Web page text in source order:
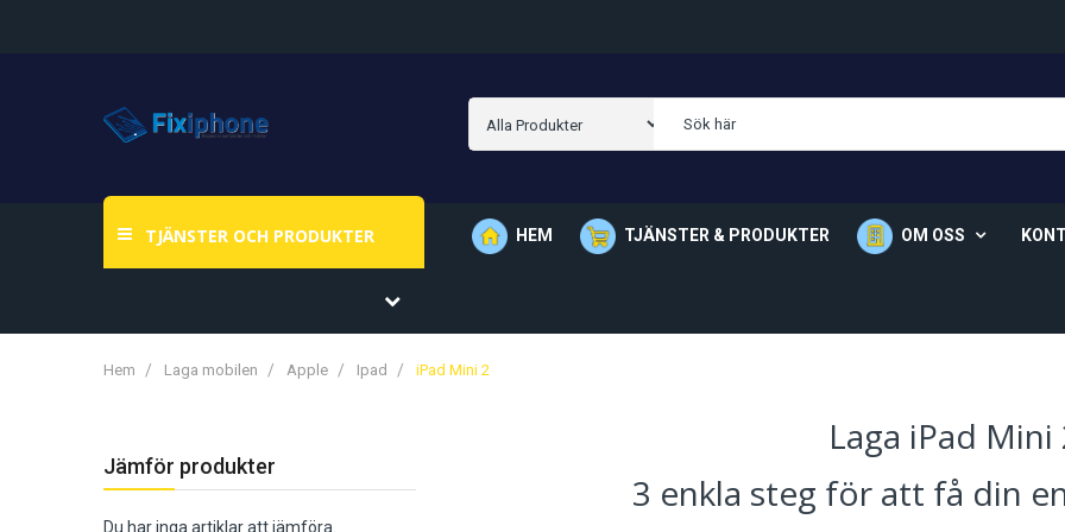
TJÄNSTER OCH PRODUKTER HEM TJÄNSTER & PRODUKTER OM OSS
Hem Laga mobilen Apple Ipad iPad Mini 2
Jämför produkter
Du har inga artiklar att jämföra.
Laga iPad Mini
3 enkla steg för att få din